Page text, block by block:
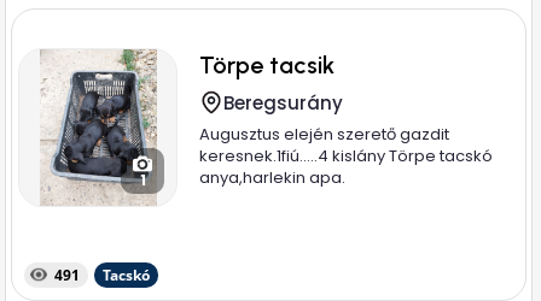
1
Törpe tacsik
Beregsurány
Augusztus elején szerető gazdit
keresnek.1fiú.....4 kislány Törpe tacskó
anya,harlekin apa.
491 Tacskó